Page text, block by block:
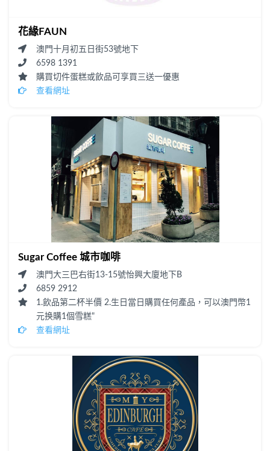
花緣FAUN
澳門十月初五日街53號地下
6598 1391
購買切件蛋糕或飲品可享買三送一優惠
查看網址
Sugar Coffee 城市咖啡
澳門大三巴右街13-15號怡興大廈地下B
6859 2912
1.飲品第二杯半價 2.生日當日購買任何產品，可以澳門幣1
元换購1個雪糕"
查看網址